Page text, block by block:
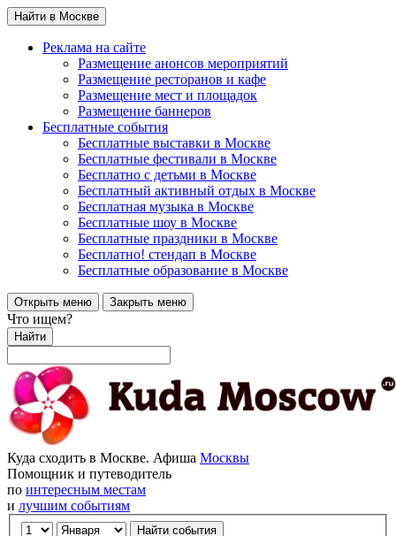
Найти в Москве
Реклама на сайте
Размещение анонсов мероприятий
Размещение ресторанов и кафе
Размещение мест и площадок
Размещение баннеров
Бесплатные события
Бесплатные выставки в Москве
Бесплатные фестивали в Москве
Бесплатно с детьми в Москве
Бесплатный активный отдых в Москве
Бесплатная музыка в Москве
Бесплатные шоу в Москве
Бесплатные праздники в Москве
Бесплатно! стендап в Москве
Бесплатные образование в Москве
Открыть меню Закрыть меню
Что ищем?
Найти
Куда сходить в Москве. Афиша Москвы
Помощник и путеводитель
по интересным местам
и лучшим событиям